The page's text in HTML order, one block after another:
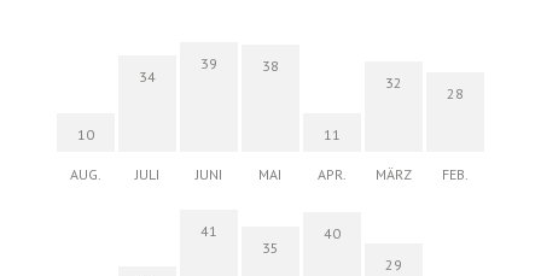
10
AUG.
34
JULI
39
JUNI
38
MAI
11
APR.
32
MÄRZ
28
FEB.
41
35
40
29